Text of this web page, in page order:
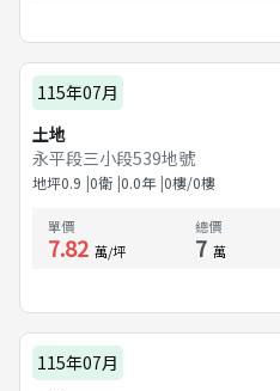
115年07月
土地
永平段三小段539地號
地坪0.9 0衛 0.0年 0樓/0樓
單價
7.82 萬/坪
總價
7 萬
115年07月